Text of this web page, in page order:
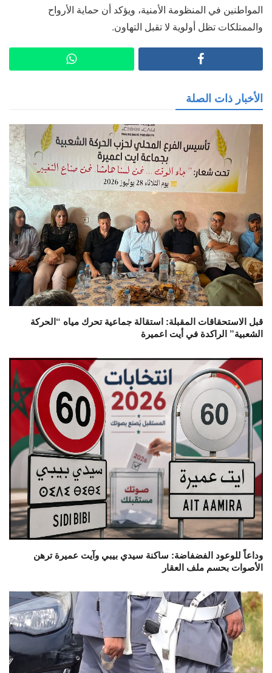
المواطنين في المنظومة الأمنية، ويؤكد أن حماية الأرواح
والممتلكات تظل أولوية لا تقبل التهاون.
الأخبار ذات الصلة
قبل الاستحقاقات المقبلة: استقالة جماعية تحرك مياه “الحركة
الشعبية” الراكدة في أيت اعميرة
وداعاً للوعود الفضفاضة: ساكنة سيدي بيبي وآيت عميرة ترهن
الأصوات بحسم ملف العقار